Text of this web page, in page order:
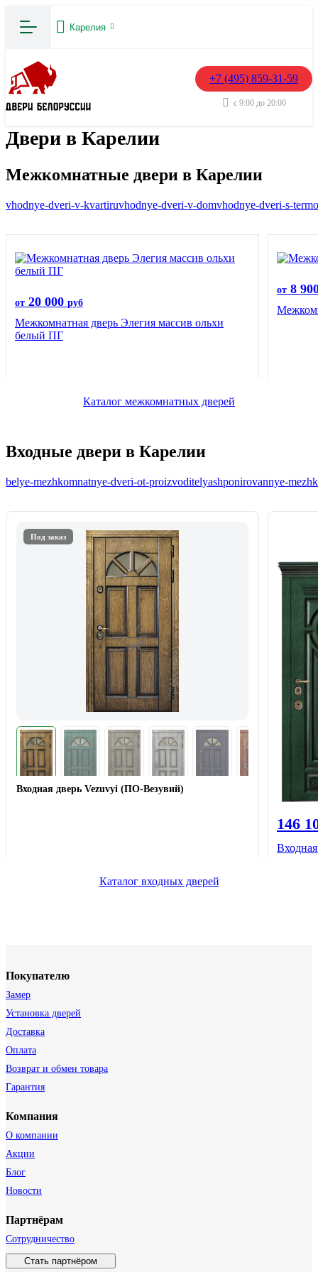
Карелия
+7 (495) 859-31-59
с 9:00 до 20:00
Двери в Карелии
Межкомнатные двери в Карелии
vhodnye-dveri-v-kvartiruvhodnye-dveri-v-domvhodnye-dveri-s-
от 20 000 руб
Межкомнатная дверь Элегия массив ольхи
белый ПГ
от 8
Каталог межкомнатных дверей
Входные двери в Карелии
belye-mezhkomnatnye-dveri-ot-proizvoditelyashponirovannye-
Под заказ
Входная дверь Vezuvyi (ПО-Везувий)
146
Каталог входных дверей
Покупателю
Замер
Установка дверей
Доставка
Оплата
Возврат и обмен товара
Гарантия
Компания
О компании
Акции
Блог
Новости
Партнёрам
Сотрудничество
Стать партнёром